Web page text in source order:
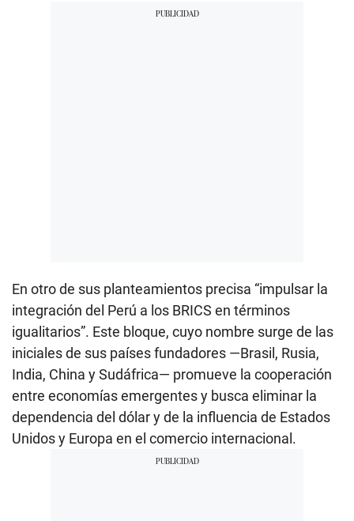
En otro de sus planteamientos precisa “impulsar la
integración del Perú a los BRICS en términos
igualitarios”. Este bloque, cuyo nombre surge de las
iniciales de sus países fundadores —Brasil, Rusia,
India, China y Sudáfrica— promueve la cooperación
entre economías emergentes y busca eliminar la
dependencia del dólar y de la influencia de Estados
Unidos y Europa en el comercio internacional.